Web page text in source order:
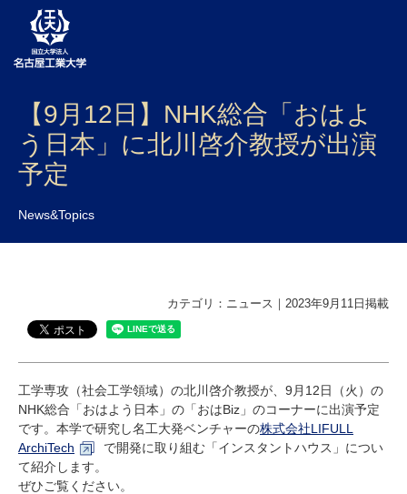
大学案内
学部・大学院・センター
入試
研究・教員Navi
受験生
【9月12日】NHK総合「おはよ
う日本」に北川啓介教授が出演
予定
News&Topics
カテゴリ：ニュース｜2023年9月11日掲載
工学専攻（社会工学領域）の北川啓介教授が、9月12日（火）の
NHK総合「おはよう日本」の「おはBiz」のコーナーに出演予定
です。本学で研究し名工大発ベンチャーの株式会社LIFULL
ArchiTech
で開発に取り組む「インスタントハウス」につい
て紹介します。
ぜひご覧ください。